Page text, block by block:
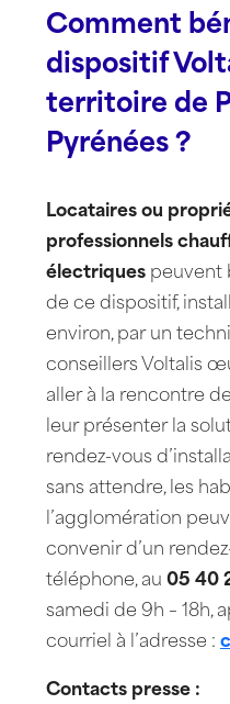
Comment
dispositif
territoire de
Pyrénées ?
Locataires ou
professionnels
électriques peuvent
de ce dispositif,
environ, par un
conseillers Voltalis
aller à la rencontre
leur présenter la
rendez-vous
sans attendre, les
l’agglomération
convenir d’un
téléphone, au 05 40
samedi de 9h – 18h,
courriel à l’adresse :
Contacts presse :